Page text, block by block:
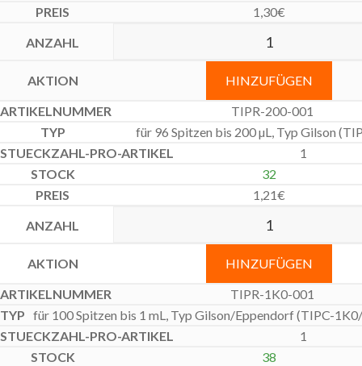
1,30€
HINZUFÜGEN
TIPR-200-001
für 96 Spitzen bis 200 µL, Typ Gilson
1
32
1,21€
HINZUFÜGEN
TIPR-1K0-001
für 100 Spitzen bis 1 mL, Typ Gilson/Eppendorf (TIPC-
1
38